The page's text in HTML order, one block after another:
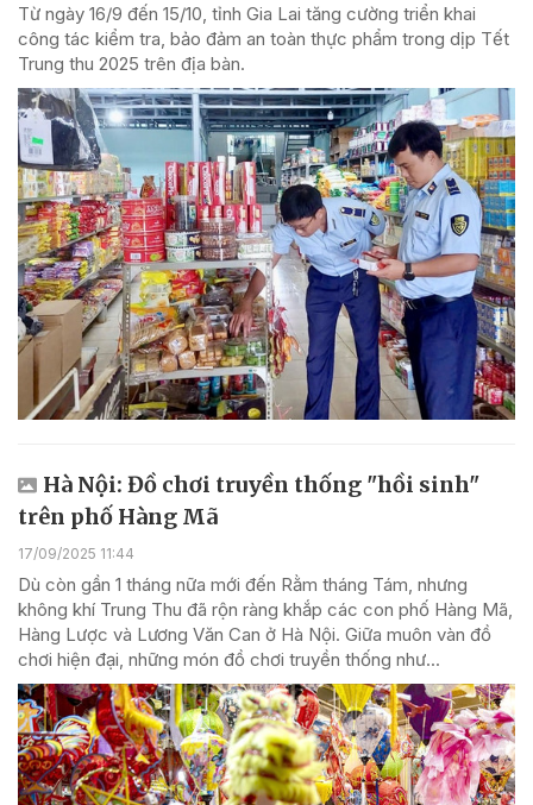
Từ ngày 16/9 đến 15/10, tỉnh Gia Lai tăng cường triển khai
công tác kiểm tra, bảo đảm an toàn thực phẩm trong dịp Tết
Trung thu 2025 trên địa bàn.
Hà Nội: Đồ chơi truyền thống "hồi sinh"
trên phố Hàng Mã
17/09/2025 11:44
Dù còn gần 1 tháng nữa mới đến Rằm tháng Tám, nhưng
không khí Trung Thu đã rộn ràng khắp các con phố Hàng Mã,
Hàng Lược và Lương Văn Can ở Hà Nội. Giữa muôn vàn đồ
chơi hiện đại, những món đồ chơi truyền thống như...